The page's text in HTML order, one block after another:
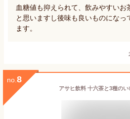
血糖値も抑えられて、飲みやすいお
と思いますし後味も良いものになっ
ます。
no. 8
アサヒ飲料 十六茶と3種の